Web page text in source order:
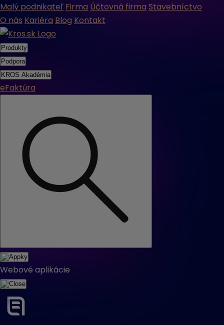
Malý podnikateľ Firma Účtovná firma Stavebníctvo
O nás Kariéra Blog Kontakt
Produkty
Podpora
KROS Akadémia
eFaktúra
Webové aplikácie